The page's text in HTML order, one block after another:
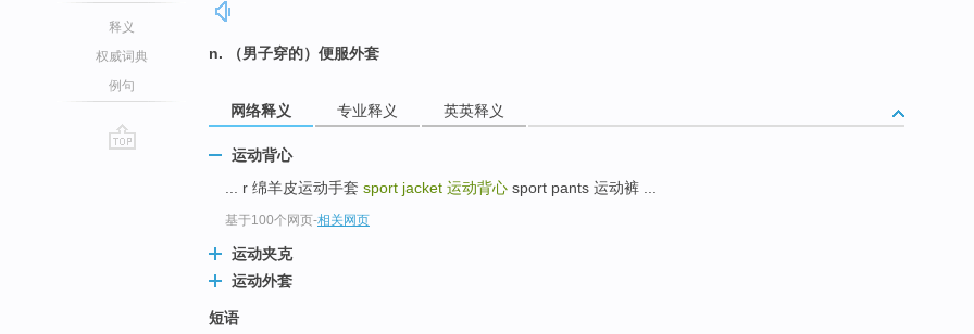
释义
权威词典
例句
n. （男子穿的）便服外套
网络释义 专业释义 英英释义
运动背心
... r 绵羊皮运动手套 sport jacket 运动背心 sport pants 运动裤 ...
基于100个网页-相关网页
运动夹克
运动外套
短语